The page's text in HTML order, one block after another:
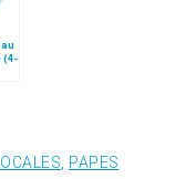
(4-
PAPES